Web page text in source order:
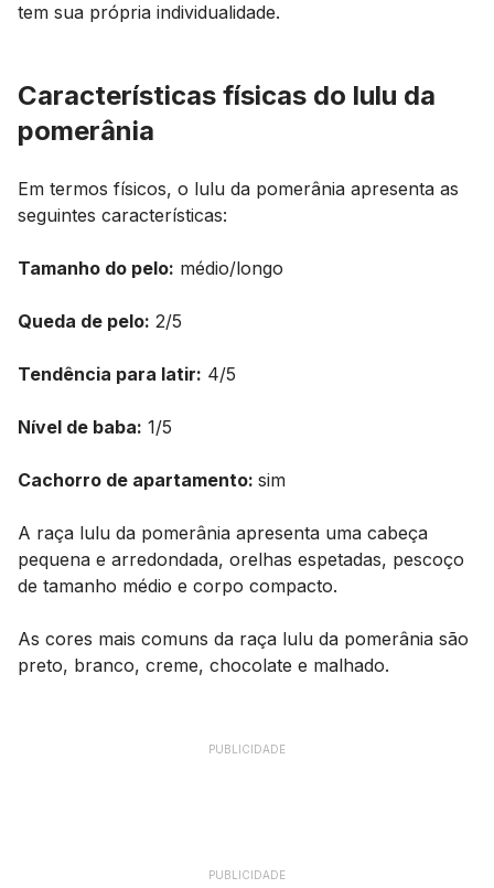
tem sua própria individualidade.
Características físicas do lulu da
pomerânia
Em termos físicos, o lulu da pomerânia apresenta as
seguintes características:
Tamanho do pelo: médio/longo
Queda de pelo: 2/5
Tendência para latir: 4/5
Nível de baba: 1/5
Cachorro de apartamento: sim
A raça lulu da pomerânia apresenta uma cabeça
pequena e arredondada, orelhas espetadas, pescoço
de tamanho médio e corpo compacto.
As cores mais comuns da raça lulu da pomerânia são
preto, branco, creme, chocolate e malhado.
PUBLICIDADE
PUBLICIDADE